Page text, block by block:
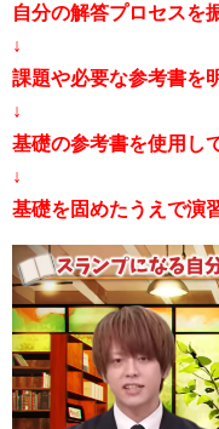
自分の解答プロセスを
↓
課題や必要な参考書を
↓
基礎の参考書を使用し
↓
基礎を固めたうえで演